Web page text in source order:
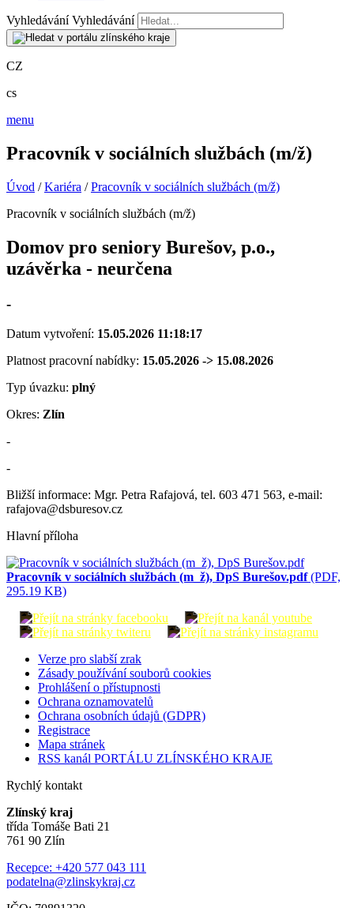
Vyhledávání Vyhledávání
CZ
cs
menu
Pracovník v sociálních službách (m/ž)
Úvod /Kariéra /Pracovník v sociálních službách (m/ž)
Pracovník v sociálních službách (m/ž)
Domov pro seniory Burešov, p.o.,
uzávěrka - neurčena
-
Datum vytvoření: 15.05.2026 11:18:17
Platnost pracovní nabídky: 15.05.2026 -> 15.08.2026
Typ úvazku: plný
Okres: Zlín
-
-
Bližší informace: Mgr. Petra Rafajová, tel. 603 471 563, e-mail:
rafajova@dsburesov.cz
Hlavní příloha
Pracovník v sociálních službách (m_ž), DpS Burešov.pdf(PDF,
295.19 KB)
Verze pro slabší zrak
Zásady používání souborů cookies
Prohlášení o přístupnosti
Ochrana oznamovatelů
Ochrana osobních údajů (GDPR)
Registrace
Mapa stránek
RSS kanál PORTÁLU ZLÍNSKÉHO KRAJE
Rychlý kontakt
Zlínský kraj
třída Tomáše Bati 21
761 90 Zlín
Recepce: +420 577 043 111
podatelna@zlinskykraj.cz